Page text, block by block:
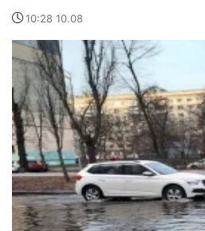
10:28 10.08